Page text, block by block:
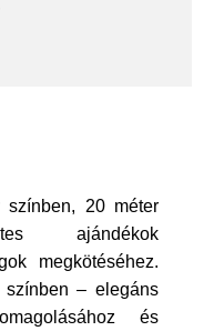
színben, 20 méter
ajándékok
megkötéséhez.
színben – elegáns
és